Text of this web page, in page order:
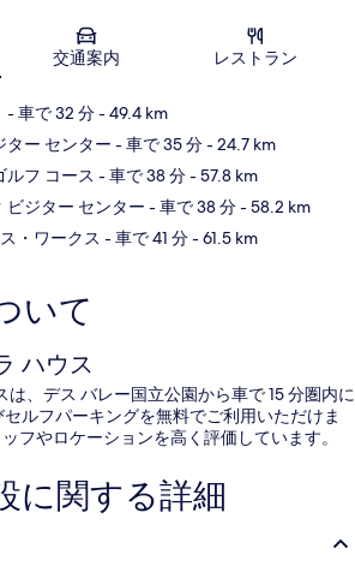
地図
交通案内 レストラン
- 車で 32 分- 49.4 km
ター センター - 車で 35 分- 24.7 km
ルフ コース - 車で 38 分- 57.8 km
ビジター センター - 車で 38 分- 58.2 km
・ワークス - 車で 41 分- 61.5 km
いて
ハウス
は、デス バレー国立公園から車で 15 分圏内に
ルフパーキングを無料でご利用いただけま
フやロケーションを高く評価しています。
に関する詳細